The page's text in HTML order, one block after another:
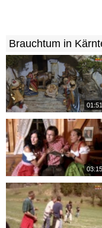
Brauchtum in
01:51